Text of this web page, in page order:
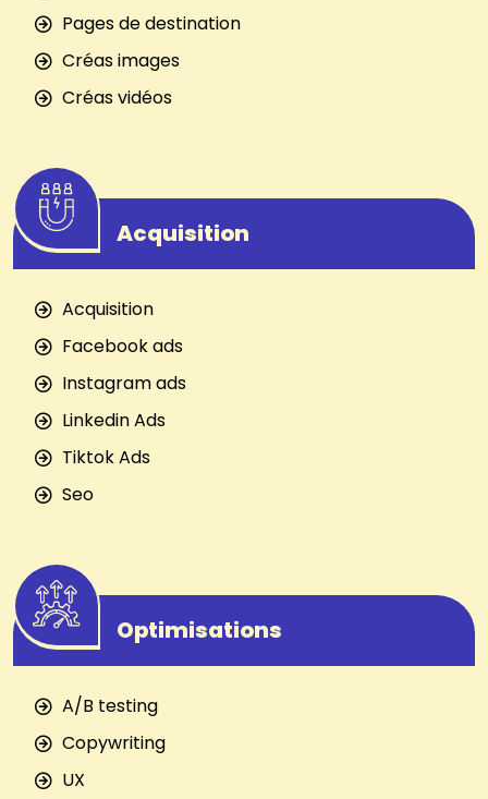
Pages de destination
Créas images
Créas vidéos
Acquisition
Acquisition
Facebook ads
Instagram ads
Linkedin Ads
Tiktok Ads
Seo
Optimisations
A/B testing
Copywriting
UX